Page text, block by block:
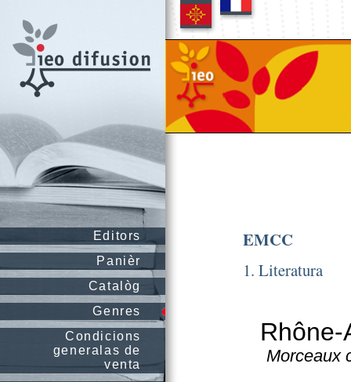
Editors
Panièr
Catalòg
Genres
Condicions
generalas de
venta
EMCC
1. Literatura
Morceaux